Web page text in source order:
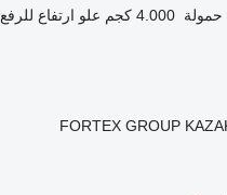
حمولة 4.000 كجم علو ارتفاع للرفع